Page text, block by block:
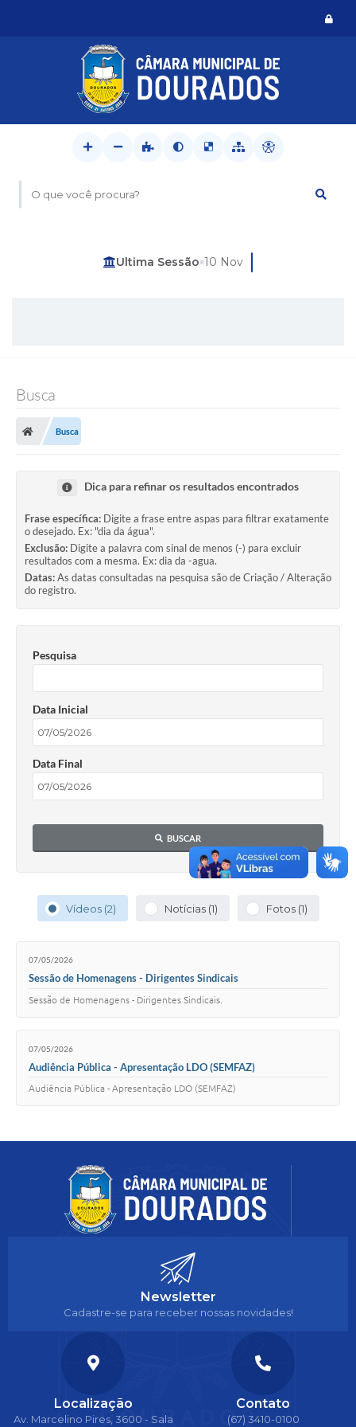
O que você procura?
Última Sessão 10 Nov
Busca
Busca
Dica para refinar os resultados encontrados
Frase específica: Digite a frase entre aspas para filtrar exatamente
o desejado. Ex: "dia da água".
Exclusão: Digite a palavra com sinal de menos (-) para excluir
resultados com a mesma. Ex: dia da -agua.
Datas:As datas consultadas na pesquisa são de Criação / Alteração
do registro.
Pesquisa
Data Inicial
Data Final
BUSCAR
Vídeos (2) Notícias (1) Fotos (1)
07/05/2026
Sessão de Homenagens - Dirigentes Sindicais
Sessão de Homenagens - Dirigentes Sindicais.
07/05/2026
Audiência Pública - Apresentação LDO (SEMFAZ)
Audiência Pública - Apresentação LDO (SEMFAZ)
Newsletter
Cadastre-se para receber nossas novidades!
Localização
Av. Marcelino Pires, 3600 - Sala
Contato
(67) 3410-0100